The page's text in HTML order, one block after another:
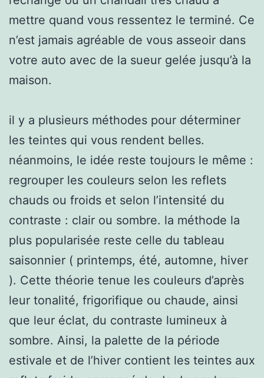
mettre quand vous ressentez le terminé. Ce
n’est jamais agréable de vous asseoir dans
votre auto avec de la sueur gelée jusqu’à la
maison.
il y a plusieurs méthodes pour déterminer
les teintes qui vous rendent belles.
néanmoins, le idée reste toujours le même :
regrouper les couleurs selon les reflets
chauds ou froids et selon l’intensité du
contraste : clair ou sombre. la méthode la
plus popularisée reste celle du tableau
saisonnier ( printemps, été, automne, hiver
). Cette théorie tenue les couleurs d’après
leur tonalité, frigorifique ou chaude, ainsi
que leur éclat, du contraste lumineux à
sombre. Ainsi, la palette de la période
estivale et de l’hiver contient les teintes aux